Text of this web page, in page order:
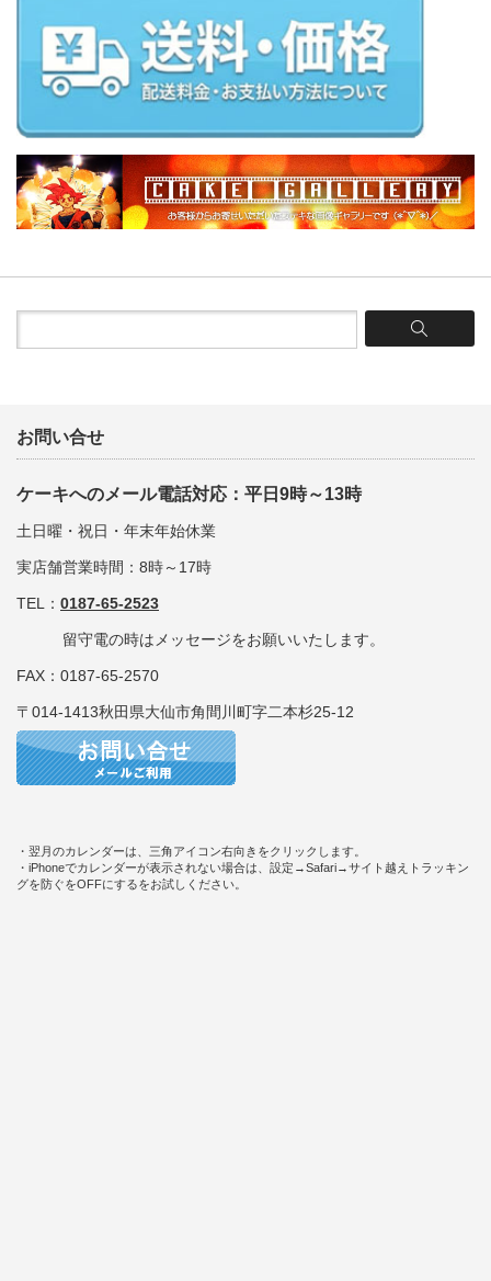
お問い合せ
ケーキへのメール電話対応：平日9時～13時
土日曜・祝日・年末年始休業
実店舗営業時間：8時～17時
TEL： 0187-65-2523
留守電の時はメッセージをお願いいたします。
FAX：0187-65-2570
〒014-1413秋田県大仙市角間川町字二本杉25-12
・翌月のカレンダーは、三角アイコン右向きをクリックします。
・iPhoneでカレンダーが表示されない場合は、設定→Safari→サイト越えトラッキン
グを防ぐをOFFにするをお試しください。